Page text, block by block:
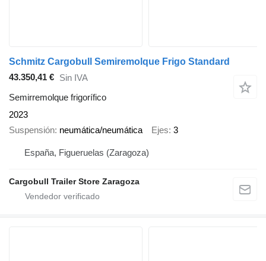
Schmitz Cargobull Semiremolque Frigo Standard
43.350,41 € Sin IVA
Semirremolque frigorífico
2023
Suspensión neumática/neumática Ejes 3
España, Figueruelas (Zaragoza)
Cargobull Trailer Store Zaragoza